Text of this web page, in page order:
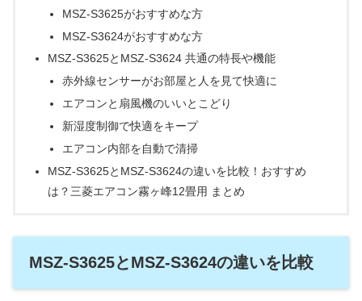
MSZ-S3625がおすすめな方
MSZ-S3624がおすすめな方
MSZ-S3625とMSZ-S3624 共通の特長や機能
赤外線センサーがお部屋と人を見て快適に
エアコンと扇風機のいいとこどり
新湿度制御で快適をキープ
エアコン内部を自動で清掃
MSZ-S3625とMSZ-S3624の違いを比較！おすすめ
は？三菱エアコン霧ヶ峰12畳用 まとめ
MSZ-S3625とMSZ-S3624の違いを比較